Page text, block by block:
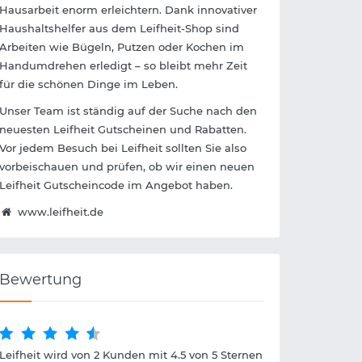
Hausarbeit enorm erleichtern. Dank innovativer
Haushaltshelfer aus dem Leifheit-Shop sind
Arbeiten wie Bügeln, Putzen oder Kochen im
Handumdrehen erledigt – so bleibt mehr Zeit
für die schönen Dinge im Leben.
Unser Team ist ständig auf der Suche nach den
neuesten Leifheit Gutscheinen und Rabatten.
Vor jedem Besuch bei Leifheit sollten Sie also
vorbeischauen und prüfen, ob wir einen neuen
Leifheit Gutscheincode im Angebot haben.
www.leifheit.de
Bewertung
Leifheit wird von 2 Kunden mit 4.5 von 5 Sternen